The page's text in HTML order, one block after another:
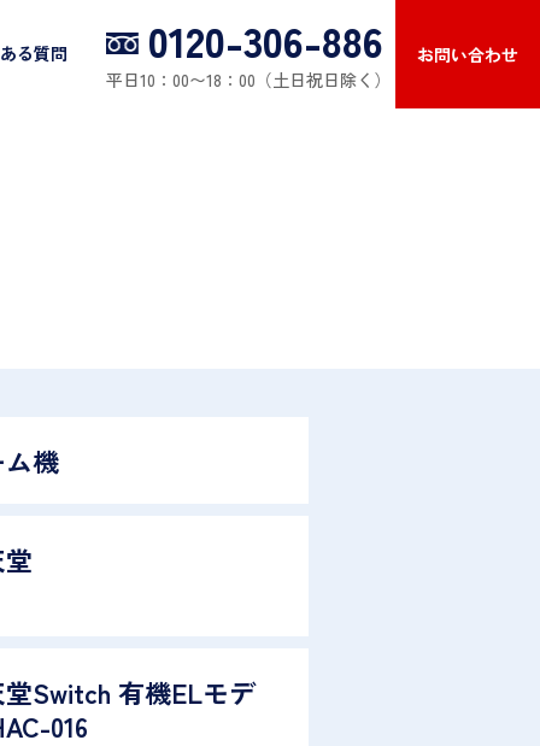
る質問 0120-306-886
平日10：00〜18：00（土日祝日除く）
お問い合わせ
機
Switch 有機ELモデ
016